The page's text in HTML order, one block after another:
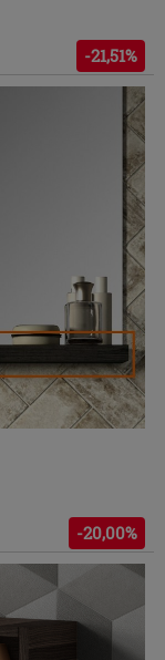
-21,51%
-20,00%